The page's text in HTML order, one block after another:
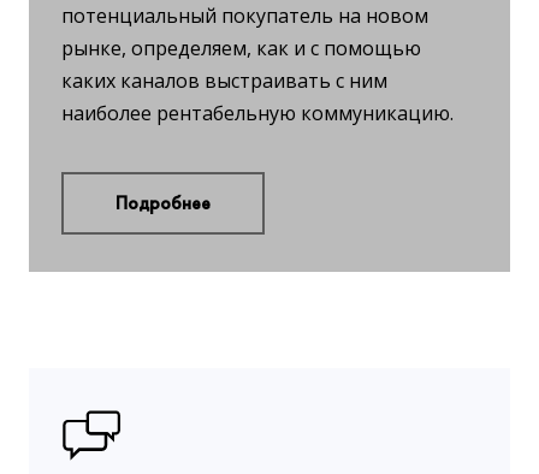
потенциальный покупатель на новом
рынке, определяем, как и с помощью
каких каналов выстраивать с ним
наиболее рентабельную коммуникацию.
Подробнее